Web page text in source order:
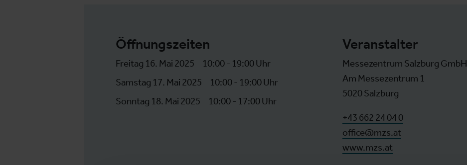
Öffnungszeiten
Freitag 16. Mai 2025
10:00 - 19:00 Uhr
Samstag 17. Mai 2025
10:00 - 19:00 Uhr
Sonntag 18. Mai 2025
10:00 - 17:00 Uhr
Veranstalter
Messezentrum Salzburg GmbH
Am Messezentrum 1
5020 Salzburg
+43 662 24 04 0
office@mzs.at
www.mzs.at